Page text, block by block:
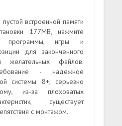
встроенной памяти
177MB, нажмите
программы, игры и
для законченного
желательных файлов.
- надежное
системы. 8+, серьезно
из-за плоховатых
существует
с монтажом.